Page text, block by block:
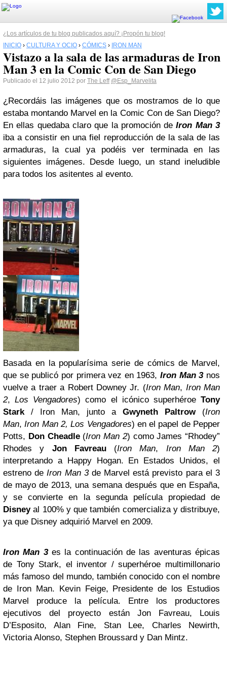
¿Los artículos de tu blog publicados aquí? ¡Propón tu blog!
INICIO › CULTURA Y OCIO › CÓMICS › IRON MAN
Vistazo a la sala de las armaduras de Iron
Man 3 en la Comic Con de San Diego
Publicado el 12 julio 2012 por The Leff @Esp_Marvelita
¿Recordáis las imágenes que os mostramos de lo que
estaba montando Marvel en la Comic Con de San Diego?
En ellas quedaba claro que la promoción deIron Man 3
iba a consistir en una fiel reproducción de la sala de las
armaduras, la cual ya podéis ver terminada en las
siguientes imágenes. Desde luego, un stand ineludible
para todos los asitentes al evento.
Basada en la popularísima serie de cómics de Marvel,
que se publicó por primera vez en 1963,Iron Man 3nos
vuelve a traer a Robert Downey Jr. (Iron Man, Iron Man
2,Los Vengadores) como el icónico superhéroeTony
Stark/ Iron Man, junto a Gwyneth Paltrow(Iron
Man,Iron Man 2, Los Vengadores) en el papel de Pepper
Potts, Don Cheadle(Iron Man 2) como James “Rhodey”
Rhodes y Jon Favreau(Iron Man, Iron Man 2)
interpretando a Happy Hogan. En Estados Unidos, el
estreno deIron Man 3de Marvel está previsto para el 3
de mayo de 2013, una semana después que en España,
y se convierte en la segunda película propiedad de
Disneyal 100% y que también comercializa y distribuye,
ya que Disney adquirió Marvel en 2009.
Iron Man 3es la continuación de las aventuras épicas
de Tony Stark, el inventor / superhéroe multimillonario
más famoso del mundo, también conocido con el nombre
de Iron Man. Kevin Feige, Presidente de los Estudios
Marvel produce la película. Entre los productores
ejecutivos del proyecto están Jon Favreau, Louis
D’Esposito, Alan Fine, Stan Lee, Charles Newirth,
Victoria Alonso, Stephen Broussard y Dan Mintz.